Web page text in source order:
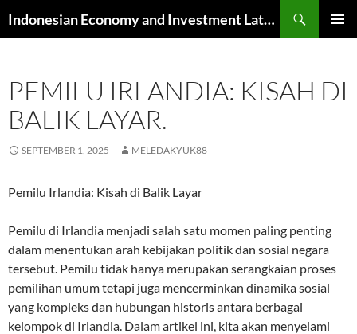
to
Indonesian Economy and Investment Latest News
PEMILU IRLANDIA: KISAH DI
BALIK LAYAR.
SEPTEMBER 1, 2025 MELEDAKYUK88
Pemilu Irlandia: Kisah di Balik Layar
Pemilu di Irlandia menjadi salah satu momen paling penting
dalam menentukan arah kebijakan politik dan sosial negara
tersebut. Pemilu tidak hanya merupakan serangkaian proses
pemilihan umum tetapi juga mencerminkan dinamika sosial
yang kompleks dan hubungan historis antara berbagai
kelompok di Irlandia. Dalam artikel ini, kita akan menyelami